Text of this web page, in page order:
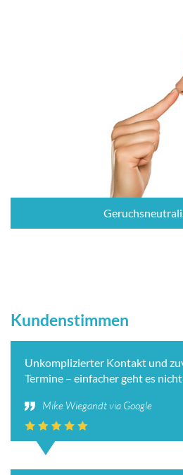
Kundenstimmen
Unkomplizierter Kontakt und
Termine – einfacher geht es
Mike Wiegandt via Google